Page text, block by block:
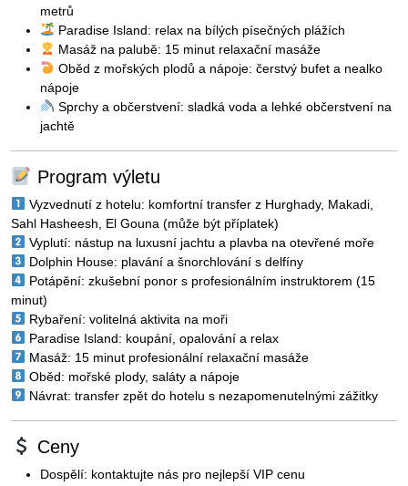
metrů
Paradise Island: relax na bílých písečných plážích
Masáž na palubě: 15 minut relaxační masáže
Oběd z mořských plodů a nápoje: čerstvý bufet a nealko
nápoje
Sprchy a občerstvení: sladká voda a lehké občerstvení na
jachtě
Program výletu
Vyzvednutí z hotelu: komfortní transfer z Hurghady, Makadi,
Sahl Hasheesh, El Gouna (může být příplatek)
Vyplutí: nástup na luxusní jachtu a plavba na otevřené moře
Dolphin House: plavání a šnorchlování s delfíny
Potápění: zkušební ponor s profesionálním instruktorem (15
minut)
Rybaření: volitelná aktivita na moři
Paradise Island: koupání, opalování a relax
Masáž: 15 minut profesionální relaxační masáže
Oběd: mořské plody, saláty a nápoje
Návrat: transfer zpět do hotelu s nezapomenutelnými zážitky
Ceny
Dospělí: kontaktujte nás pro nejlepší VIP cenu